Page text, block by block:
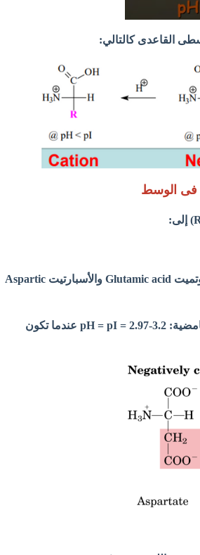
القاعدى كالتالي:
فى الوسط
-تكون فيها السلسلة الجانبية (R) حمضية مثل: الجلوتميت Glutamic acid والأسبارتيت Aspartic
- تكون نقطة التعادل الكهربي للأحماض الأمينية الحامضية: pH = pI = 2.97-3.2 عندما تكون